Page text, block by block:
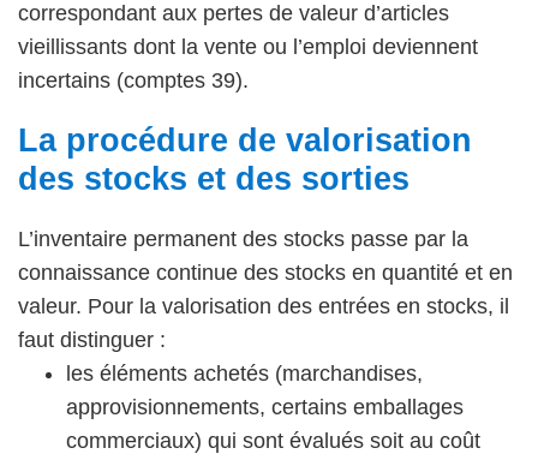
correspondant aux pertes de valeur d’articles
vieillissants dont la vente ou l’emploi deviennent
incertains (comptes 39).
La procédure de valorisation
des stocks et des sorties
L’inventaire permanent des stocks passe par la
connaissance continue des stocks en quantité et en
valeur. Pour la valorisation des entrées en stocks, il
faut distinguer :
les éléments achetés (marchandises,
approvisionnements, certains emballages
commerciaux) qui sont évalués soit au coût